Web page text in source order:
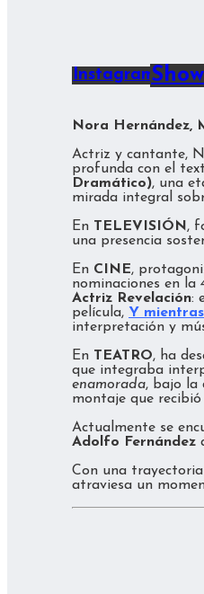
Instagram
Nora Hernández,
Actriz y cantante,
profunda con el
Dramático), una
mirada integral
En TELEVISIÓN,
una presencia
En CINE,
nominaciones en la
Actriz Revelación:
película, Y
interpretación y
En TEATRO, ha
que integraba
enamorada, bajo la
montaje que
Actualmente se
Adolfo Fernández
Con una
atraviesa un